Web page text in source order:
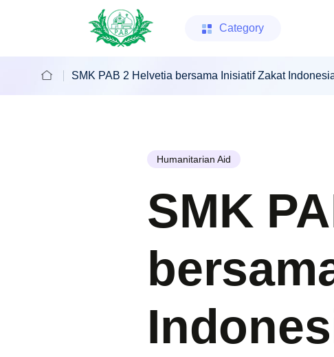
Category
SMK PAB 2 Helvetia bersama Inisiatif Zakat
Humanitarian Aid
SMK